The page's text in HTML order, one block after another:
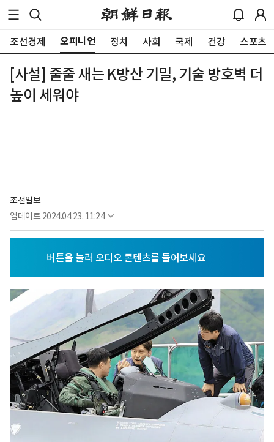
조선경제 오피니언 정치 사회 국제 건강 스포츠
[사설] 줄줄 새는 K방산 기밀, 기술 방호벽 더
높이 세워야
조선일보
업데이트 2024.04.23. 11:24